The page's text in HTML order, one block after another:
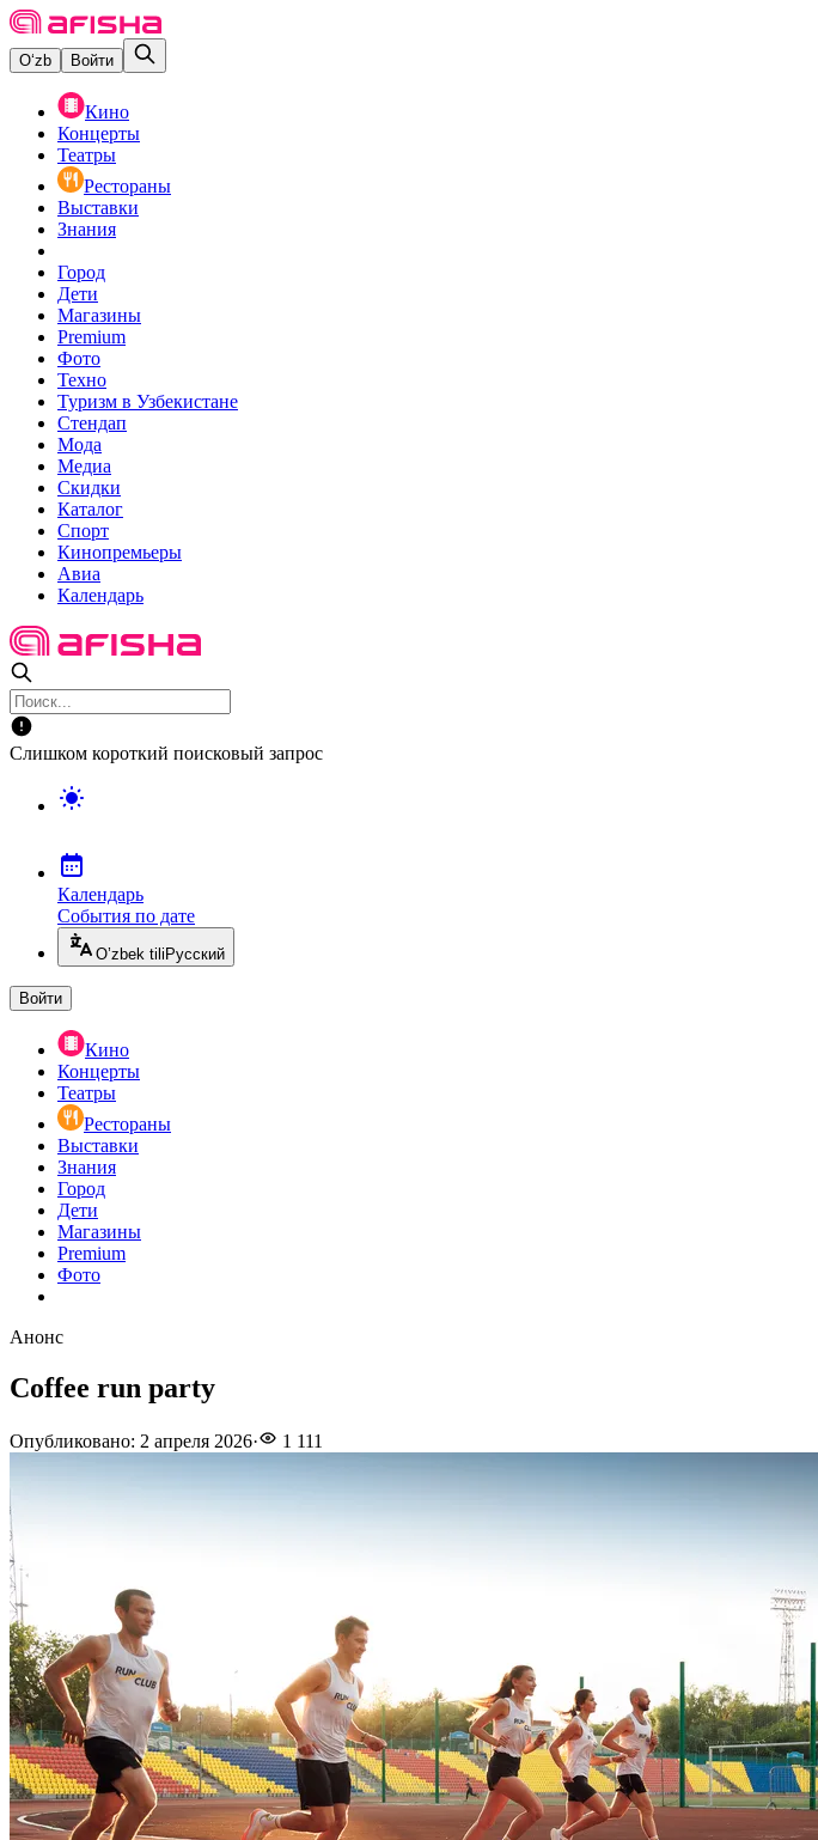
O‘zb Войти
Кино
Концерты
Театры
Рестораны
Выставки
Знания
Город
Дети
Магазины
Premium
Фото
Техно
Туризм в Узбекистане
Стендап
Мода
Медиа
Скидки
Каталог
Спорт
Кинопремьеры
Авиа
Календарь
Слишком короткий поисковый запрос
Календарь
События по дате
O’zbek tili Русский
Войти
Кино
Концерты
Театры
Рестораны
Выставки
Знания
Город
Дети
Магазины
Premium
Фото
Анонс
Coffee run party
Опубликовано: 2 апреля 2026· 1 111